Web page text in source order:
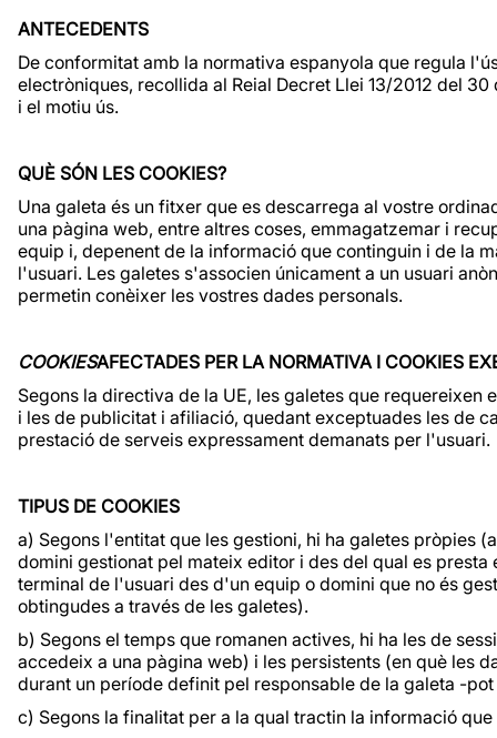
ANTECEDENTS
De conformitat amb la normativa espanyola que regula
electròniques, recollida al Reial Decret Llei 13/2012 del
i el motiu ús.
QUÈ SÓN LES COOKIES?
Una galeta és un fitxer que es descarrega al vostre
una pàgina web, entre altres coses, emmagatzemar i
equip i, depenent de la informació que continguin i de la
l'usuari. Les galetes s'associen únicament a un usuari
permetin conèixer les vostres dades personals.
COOKIESAFECTADES PER LA NORMATIVA I COOKIES
Segons la directiva de la UE, les galetes que
i les de publicitat i afiliació, quedant exceptuades les de
prestació de serveis expressament demanats per l'usuari.
TIPUS DE COOKIES
a) Segons l'entitat que les gestioni, hi ha galetes pròpies
domini gestionat pel mateix editor i des del qual es
terminal de l'usuari des d'un equip o domini que no és
obtingudes a través de les galetes).
b) Segons el temps que romanen actives, hi ha les de
accedeix a una pàgina web) i les persistents (en què les
durant un període definit pel responsable de la galeta -
c) Segons la finalitat per a la qual tractin la informació